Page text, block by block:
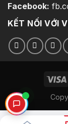
Facebook:
KẾT NỐI VỚI